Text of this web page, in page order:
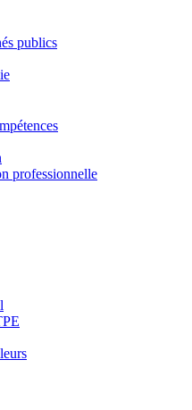
publics
professionnelle